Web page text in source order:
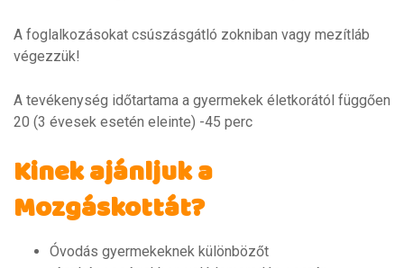
A foglalkozásokat csúszásgátló zokniban vagy mezítláb
végezzük!
A tevékenység időtartama a gyermekek életkorától függően
20 (3 évesek esetén eleinte) -45 perc
Kinek ajánljuk a
Mozgáskottát?
Óvodás gyermekeknek különbözőt